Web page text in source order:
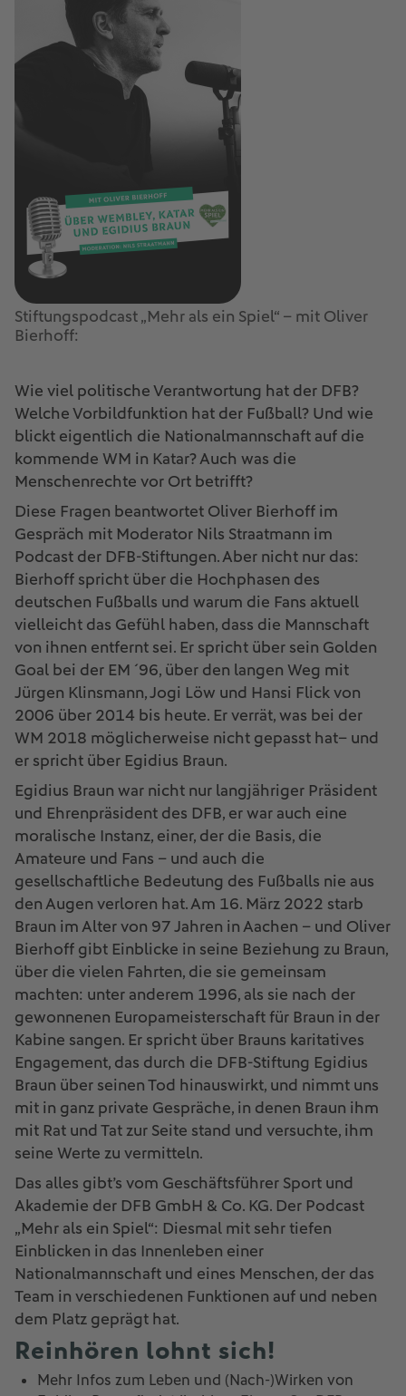
Stiftungspodcast „Mehr als ein Spiel“ – mit Oliver
Bierhoff:
Wie viel politische Verantwortung hat der DFB?
Welche Vorbildfunktion hat der Fußball? Und wie
blickt eigentlich die Nationalmannschaft auf die
kommende WM in Katar? Auch was die
Menschenrechte vor Ort betrifft?
Diese Fragen beantwortet Oliver Bierhoff im
Gespräch mit Moderator Nils Straatmann im
Podcast der DFB-Stiftungen. Aber nicht nur das:
Bierhoff spricht über die Hochphasen des
deutschen Fußballs und warum die Fans aktuell
vielleicht das Gefühl haben, dass die Mannschaft
von ihnen entfernt sei. Er spricht über sein Golden
Goal bei der EM ´96, über den langen Weg mit
Jürgen Klinsmann, Jogi Löw und Hansi Flick von
2006 über 2014 bis heute. Er verrät, was bei der
WM 2018 möglicherweise nicht gepasst hat– und
er spricht über Egidius Braun.
Egidius Braun war nicht nur langjähriger Präsident
und Ehrenpräsident des DFB, er war auch eine
moralische Instanz, einer, der die Basis, die
Amateure und Fans – und auch die
gesellschaftliche Bedeutung des Fußballs nie aus
den Augen verloren hat. Am 16. März 2022 starb
Braun im Alter von 97 Jahren in Aachen – und Oliver
Bierhoff gibt Einblicke in seine Beziehung zu Braun,
über die vielen Fahrten, die sie gemeinsam
machten: unter anderem 1996, als sie nach der
gewonnenen Europameisterschaft für Braun in der
Kabine sangen. Er spricht über Brauns karitatives
Engagement, das durch die DFB-Stiftung Egidius
Braun über seinen Tod hinauswirkt, und nimmt uns
mit in ganz private Gespräche, in denen Braun ihm
mit Rat und Tat zur Seite stand und versuchte, ihm
seine Werte zu vermitteln.
Das alles gibt’s vom Geschäftsführer Sport und
Akademie der DFB GmbH & Co. KG. Der Podcast
„Mehr als ein Spiel“: Diesmal mit sehr tiefen
Einblicken in das Innenleben einer
Nationalmannschaft und eines Menschen, der das
Team in verschiedenen Funktionen auf und neben
dem Platz geprägt hat.
Reinhören lohnt sich!
Mehr Infos zum Leben und (Nach-)Wirken von